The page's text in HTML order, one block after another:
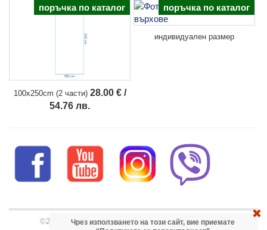
поръчка по каталог
100x250cm (2 части) 28.00 € /
54.76 лв.
поръчка по каталог
индивидуален размер
©2026 Евродекор -магазин за фототапетии тапети
Чрез използването на този сайт, вие приемате